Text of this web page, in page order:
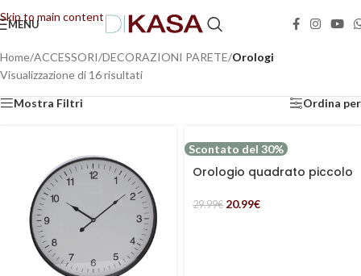
Skip to main content
📢 Dal 08/08/2026 al 23/08/2026 (compresi) gli ordini saranno evasi con tempi di
MENU
Home/ACCESSORI/DECORAZIONI PARETE/Orologi
Visualizzazione di 16 risultati
Mostra Filtri Ordina per
Scontato del 30%
Orologio quadrato piccolo
29.99€ 20.99€